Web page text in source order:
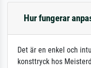
Hur fungerar
Det är en enkel och
konsttryck hos